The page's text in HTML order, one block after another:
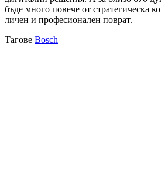
бъде много повече от стратегическа
личен и професионален поврат.
Тагове Bosch